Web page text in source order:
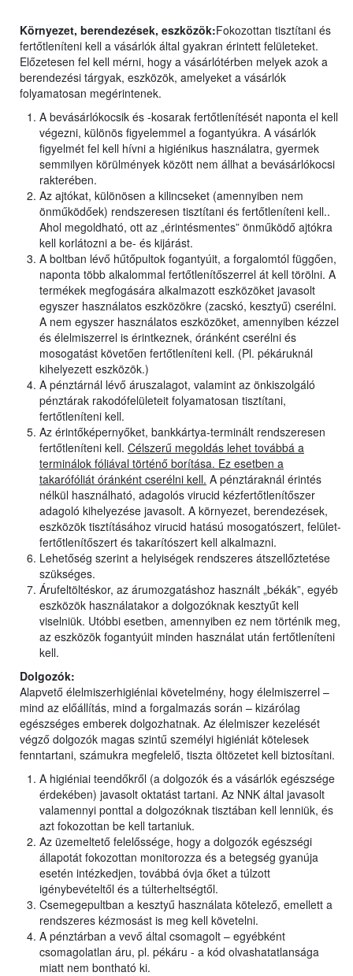
Környezet, berendezések, eszközök:Fokozottan tisztítani és
fertőtleníteni kell a vásárlók által gyakran érintett felületeket.
Előzetesen fel kell mérni, hogy a vásárlótérben melyek azok a
berendezési tárgyak, eszközök, amelyeket a vásárlók
folyamatosan megérintenek.
A bevásárlókocsik és -kosarak fertőtlenítését naponta el kell
végezni, különös figyelemmel a fogantyúkra. A vásárlók
figyelmét fel kell hívni a higiénikus használatra, gyermek
semmilyen körülmények között nem állhat a bevásárlókocsi
rakterében.
Az ajtókat, különösen a kilincseket (amennyiben nem
önműködőek) rendszeresen tisztítani és fertőtleníteni kell..
Ahol megoldható, ott az „érintésmentes” önműködő ajtókra
kell korlátozni a be- és kijárást.
A boltban lévő hűtőpultok fogantyúit, a forgalomtól függően,
naponta több alkalommal fertőtlenítőszerrel át kell törölni. A
termékek megfogására alkalmazott eszközöket javasolt
egyszer használatos eszközökre (zacskó, kesztyű) cserélni.
A nem egyszer használatos eszközöket, amennyiben kézzel
és élelmiszerrel is érintkeznek, óránként cserélni és
mosogatást követően fertőtleníteni kell. (Pl. pékáruknál
kihelyezett eszközök.)
A pénztárnál lévő áruszalagot, valamint az önkiszolgáló
pénztárak rakodófelületeit folyamatosan tisztítani,
fertőtleníteni kell.
Az érintőképernyőket, bankkártya-terminált rendszeresen
fertőtleníteni kell. Célszerű megoldás lehet továbbá a
terminálok fóliával történő borítása. Ez esetben a
takarófóliát óránként cserélni kell. A pénztáraknál érintés
nélkül használható, adagolós virucid kézfertőtlenítőszer
adagoló kihelyezése javasolt. A környezet, berendezések,
eszközök tisztításához virucid hatású mosogatószert, felület-
fertőtlenítőszert és takarítószert kell alkalmazni.
Lehetőség szerint a helyiségek rendszeres átszellőztetése
szükséges.
Árufeltöltéskor, az árumozgatáshoz használt „békák”, egyéb
eszközök használatakor a dolgozóknak kesztyűt kell
viselniük. Utóbbi esetben, amennyiben ez nem történik meg,
az eszközök fogantyúit minden használat után fertőtleníteni
kell.
Dolgozók:
Alapvető élelmiszerhigiéniai követelmény, hogy élelmiszerrel –
mind az előállítás, mind a forgalmazás során – kizárólag
egészséges emberek dolgozhatnak. Az élelmiszer kezelését
végző dolgozók magas szintű személyi higiéniát kötelesek
fenntartani, számukra megfelelő, tiszta öltözetet kell biztosítani.
A higiéniai teendőkről (a dolgozók és a vásárlók egészsége
érdekében) javasolt oktatást tartani. Az NNK által javasolt
valamennyi ponttal a dolgozóknak tisztában kell lenniük, és
azt fokozottan be kell tartaniuk.
Az üzemeltető felelőssége, hogy a dolgozók egészségi
állapotát fokozottan monitorozza és a betegség gyanúja
esetén intézkedjen, továbbá óvja őket a túlzott
igénybevételtől és a túlterheltségtől.
Csemegepultban a kesztyű használata kötelező, emellett a
rendszeres kézmosást is meg kell követelni.
A pénztárban a vevő által csomagolt – egyébként
csomagolatlan áru, pl. pékáru - a kód olvashatatlansága
miatt nem bontható ki.